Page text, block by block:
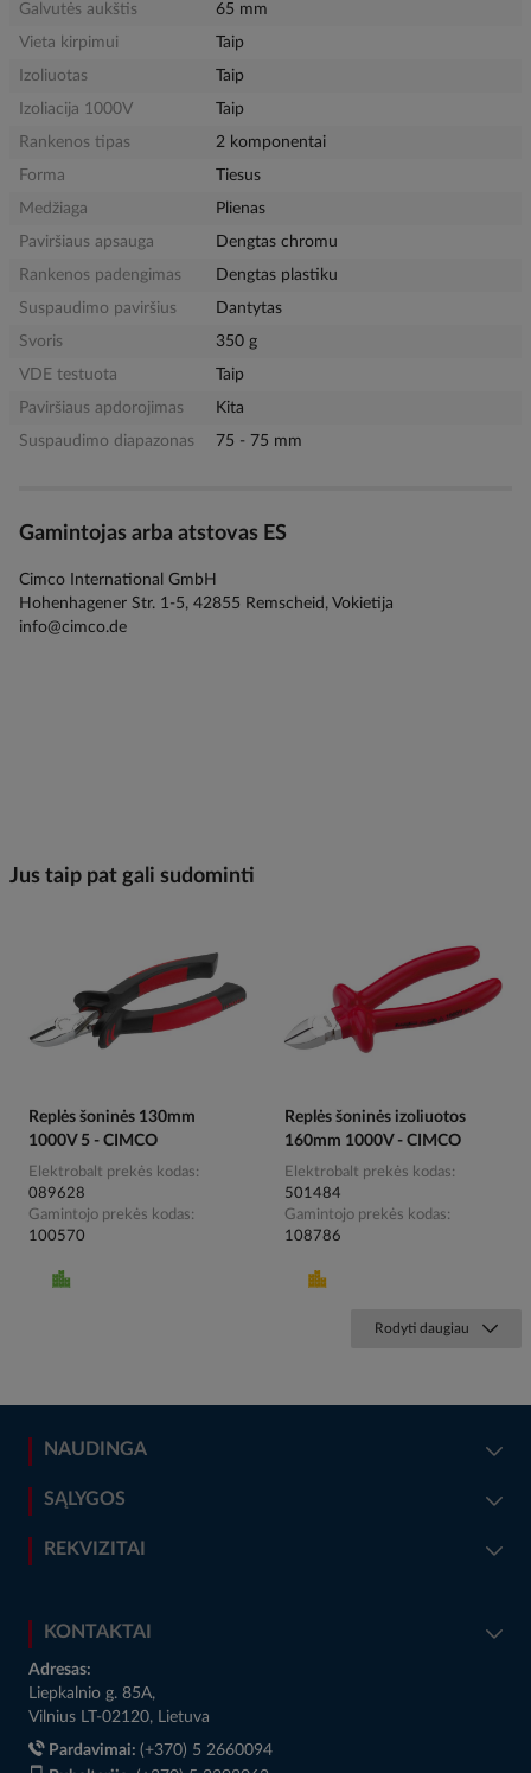
Galvutės aukštis
65 mm
Vieta kirpimui
Taip
Izoliuotas
Taip
Izoliacija 1000V
Taip
Rankenos tipas
2 komponentai
Forma
Tiesus
Medžiaga
Plienas
Paviršiaus apsauga
Dengtas chromu
Rankenos padengimas
Dengtas plastiku
Suspaudimo paviršius
Dantytas
Svoris
350 g
VDE testuota
Taip
Paviršiaus apdorojimas
Kita
Suspaudimo diapazonas
75 - 75 mm
Gamintojas arba atstovas ES
Cimco International GmbH
Hohenhagener Str. 1-5, 42855 Remscheid, Vokietija
info@cimco.de
Jus taip pat gali sudominti
Replės šoninės 130mm
1000V 5 - CIMCO
Elektrobalt prekės kodas
089628
Gamintojo prekės kodas
100570
Replės šoninės izoliuotos
160mm 1000V - CIMCO
Elektrobalt prekės kodas
501484
Gamintojo prekės kodas
108786
Rodyti daugiau
NAUDINGA
SĄLYGOS
REKVIZITAI
KONTAKTAI
Adresas:
Liepkalnio g. 85A,
Vilnius LT-02120, Lietuva
Pardavimai: (+370) 5 2660094